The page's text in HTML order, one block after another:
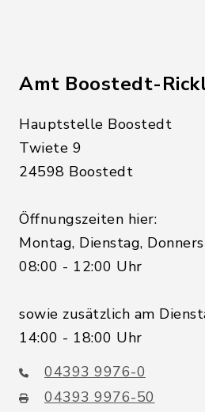
Amt Boostedt-
Hauptstelle Boostedt
Twiete 9
24598 Boostedt
Öffnungszeiten hier:
Montag, Dienstag,
08:00 - 12:00 Uhr
sowie zusätzlich am
14:00 - 18:00 Uhr
04393 9976-0
04393 9976-50